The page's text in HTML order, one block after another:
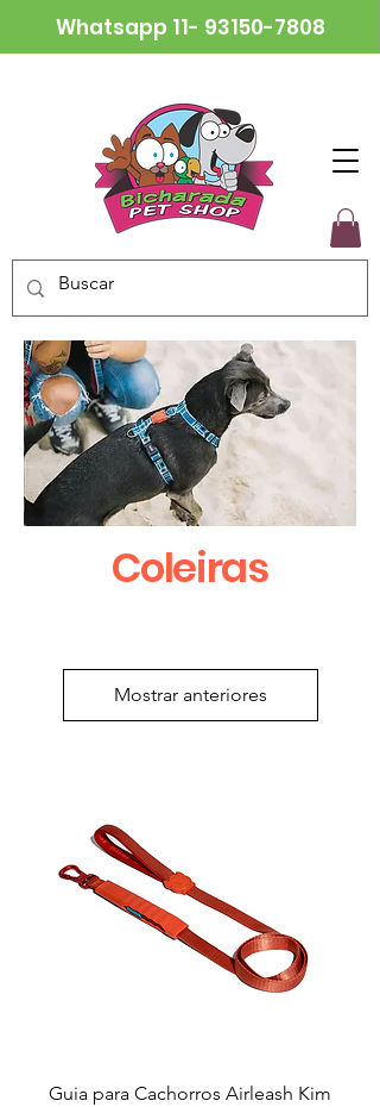
Whatsapp 11- 93150-7808
Coleiras
Mostrar anteriores
Guia para Cachorros Airleash Kim